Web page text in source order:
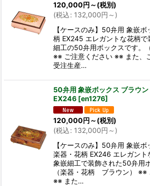
120,000円 ～(税別)
(税込: 132,000円 ～ )
【ケースのみ】50弁用 象嵌
柄 EX245 エレガントな花柄で
細工の50弁用ボックスです。
※※ ご注意ください ※※ また、
受注生産…
50弁用 象嵌ボックス ブラウ
EX246 [en1276]
120,000円 ～(税別)
(税込: 132,000円 ～ )
【ケースのみ】50弁用 象嵌
楽器・花柄 EX246 エレガント
象嵌細工で装飾された50弁用
（楽器・花柄 ブラウン） ※※
※※ また…